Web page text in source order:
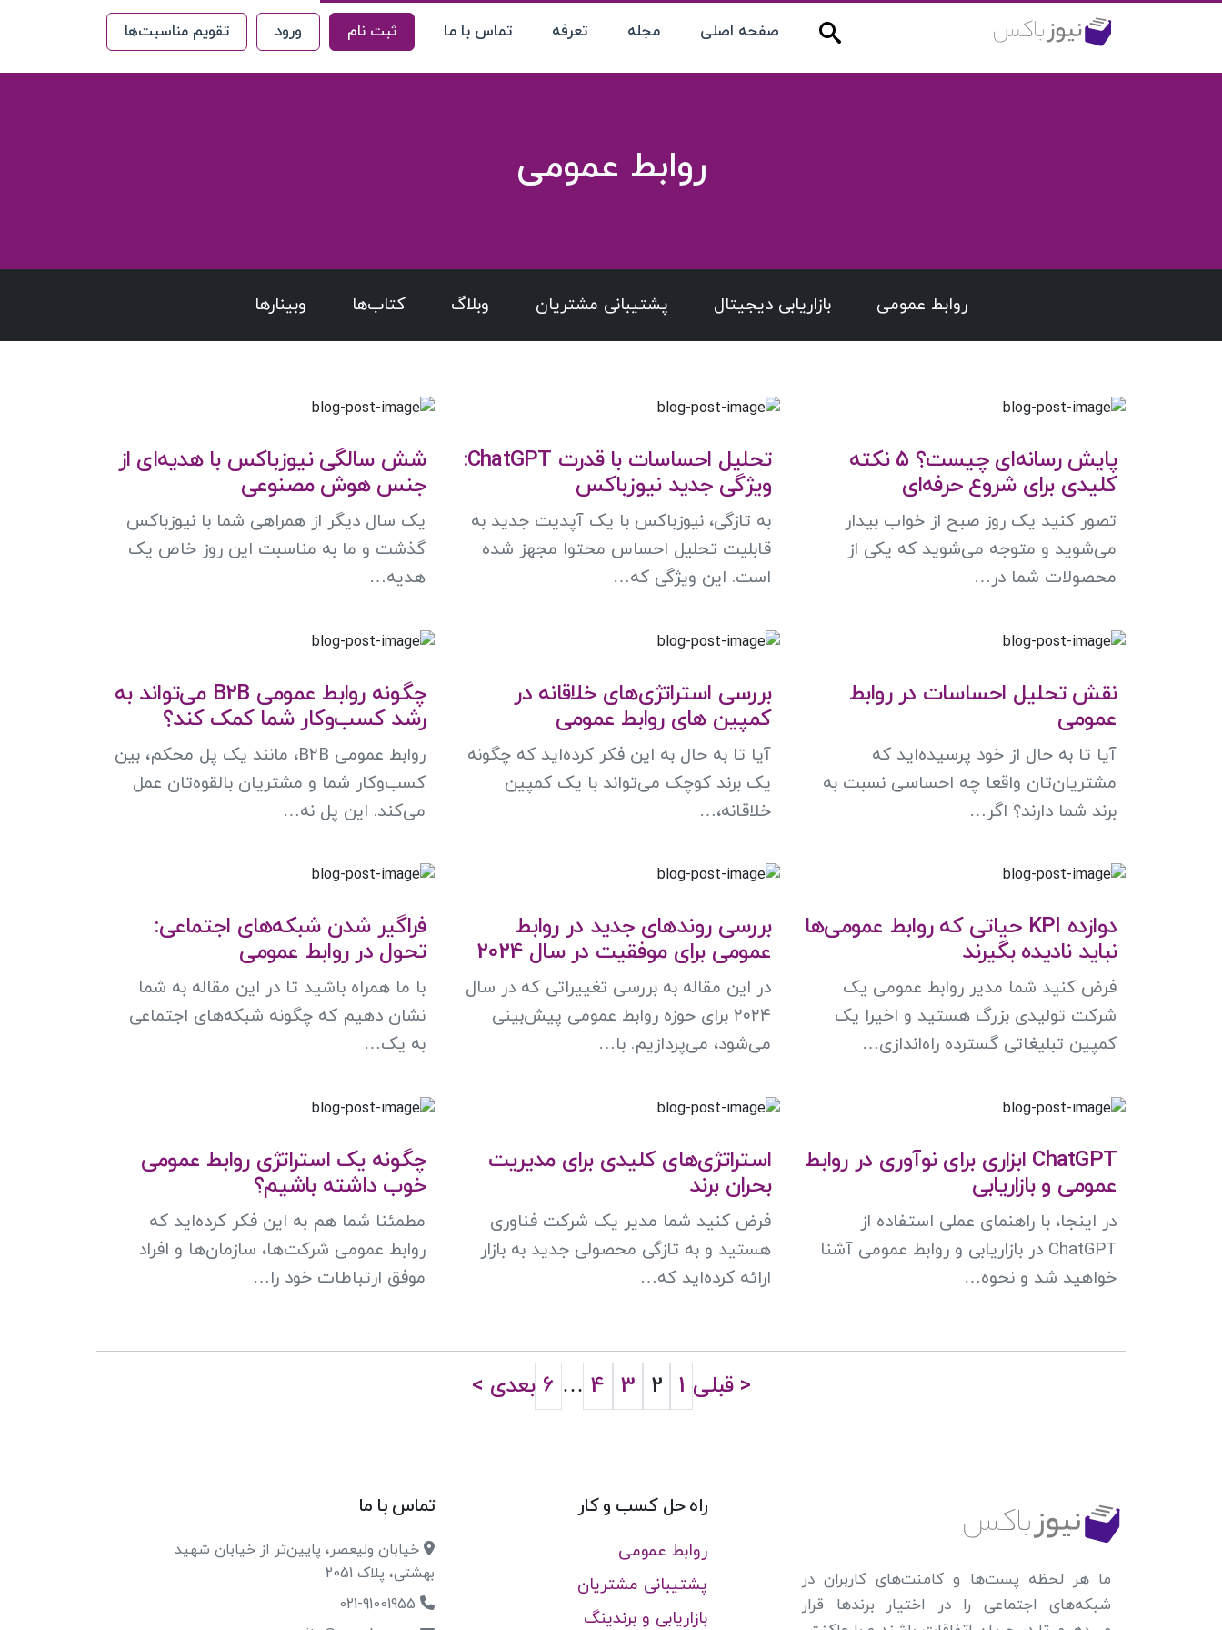
صفحه اصلی مجله تعرفه تماس با ما ثبت نام ورود تقویم مناسبت‌ها
روابط عمومی
روابط عمومی بازاریابی دیجیتال پشتیبانی مشتریان وبلاگ کتاب‌ها وبینارها
پایش رسانه‌ای چیست؟ 5 نکته
کلیدی برای شروع حرفه‌ای
تصور کنید یک روز صبح از خواب بیدار
می‌شوید و متوجه می‌شوید که یکی از
محصولات شما در…
تحلیل احساسات با قدرت ChatGPT:
ویژگی جدید نیوزباکس
به تازگی، نیوزباکس با یک آپدیت جدید به
قابلیت تحلیل احساس محتوا مجهز شده
است. این ویژگی که…
شش سالگی نیوزباکس با هدیه‌ای از
جنس هوش مصنوعی
یک سال دیگر از همراهی شما با نیوزباکس
گذشت و ما به مناسبت این روز خاص یک
هدیه…
نقش تحلیل احساسات در روابط
عمومی
آیا تا به حال از خود پرسیده‌اید که
مشتریان‌تان واقعا چه احساسی نسبت به
برند شما دارند؟ اگر…
بررسی استراتژی‌های خلاقانه در
کمپین های روابط عمومی
آیا تا به حال به این فکر کرده‌اید که چگونه
یک برند کوچک می‌تواند با یک کمپین
خلاقانه،…
چگونه روابط عمومی B2B می‌تواند به
رشد کسب‌وکار شما کمک کند؟
روابط عمومی B2B، مانند یک پل محکم، بین
کسب‌وکار شما و مشتریان بالقوه‌تان عمل
می‌کند. این پل نه…
دوازده KPI حیاتی که روابط عمومی‌ها
نباید نادیده بگیرند
فرض کنید شما مدیر روابط عمومی یک
شرکت تولیدی بزرگ هستید و اخیرا یک
کمپین تبلیغاتی گسترده راه‌اندازی…
بررسی روندهای جدید در روابط
عمومی برای موفقیت در سال 2024
در این مقاله به بررسی تغییراتی که در سال
۲۰۲۴ برای حوزه روابط عمومی پیش‌بینی
می‌شود، می‌پردازیم. با…
فراگیر شدن شبکه‌های اجتماعی:
تحول در روابط عمومی
با ما همراه باشید تا در این مقاله به شما
نشان دهیم که چگونه شبکه‌های اجتماعی
به یک…
ChatGPT ابزاری برای نوآوری در روابط
عمومی و بازاریابی
در اینجا، با راهنمای عملی استفاده از
ChatGPT در بازاریابی و روابط عمومی آشنا
خواهید شد و نحوه…
استراتژی‌های کلیدی برای مدیریت
بحران برند
فرض کنید شما مدیر یک شرکت فناوری
هستید و به تازگی محصولی جدید به بازار
ارائه کرده‌اید که…
چگونه یک استراتژی روابط عمومی
خوب داشته باشیم؟
مطمئنا شما هم به این فکر کرده‌اید که
روابط عمومی شرکت‌ها، سازمان‌ها و افراد
موفق ارتباطات خود را…
< قبلی 1
2
3
4
…
6 بعدی >
ما هر لحظه پست‌ها و کامنت‌های کاربران در
شبکه‌های اجتماعی را در اختیار برندها قرار
راه حل کسب و کار
روابط عمومی
پشتیبانی مشتریان
بازاریابی و برندینگ
تماس با ما
خیابان ولیعصر، پایین‌تر از خیابان شهید
بهشتی، پلاک 2051